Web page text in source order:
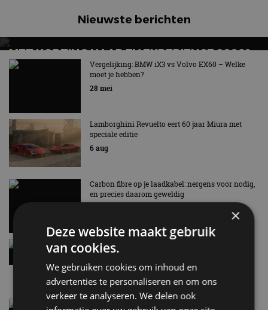
Nieuwste berichten
MET KORTING NAAR EV EXPERIENCE 2026?
AUTORAI REGELT HET!
EV Experience 2026 van 24 tot 26 september
Vergelijking: BMW iX3 vs Volvo EX60 – Welke
moet je hebben?
28 mei
Lamborghini Revuelto eert 60 jaar Miura met
speciale editie
6 aug
Carbon fibre op je laadkabel: nergens voor nodig,
en precies daarom geweldig
Hennessey Blackbird krijgt atmosferische V8 en
handbak: soms is eenvoud leuker
5 aug
Audi A2 e-Tron mikt op verbruik van 12,8 kWh
×
Deze website maakt gebruik
van cookies.
We gebruiken cookies om inhoud en
advertenties te personaliseren en om ons
verkeer te analyseren. We delen ook